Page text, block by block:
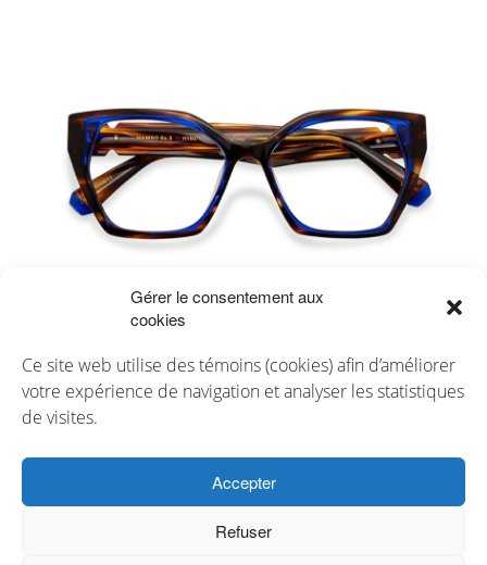
Gérer le consentement aux
cookies
Ce site web utilise des témoins (cookies) afin d’améliorer
votre expérience de navigation et analyser les statistiques
de visites.
Accepter
Refuser
Contactez-nous
info@minvillesimard.ca
819 477-8970